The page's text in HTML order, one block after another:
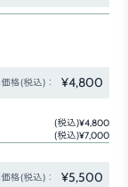
格(税込)： ¥4,800
(税込)¥4,800
(税込)¥7,000
格(税込)： ¥5,500